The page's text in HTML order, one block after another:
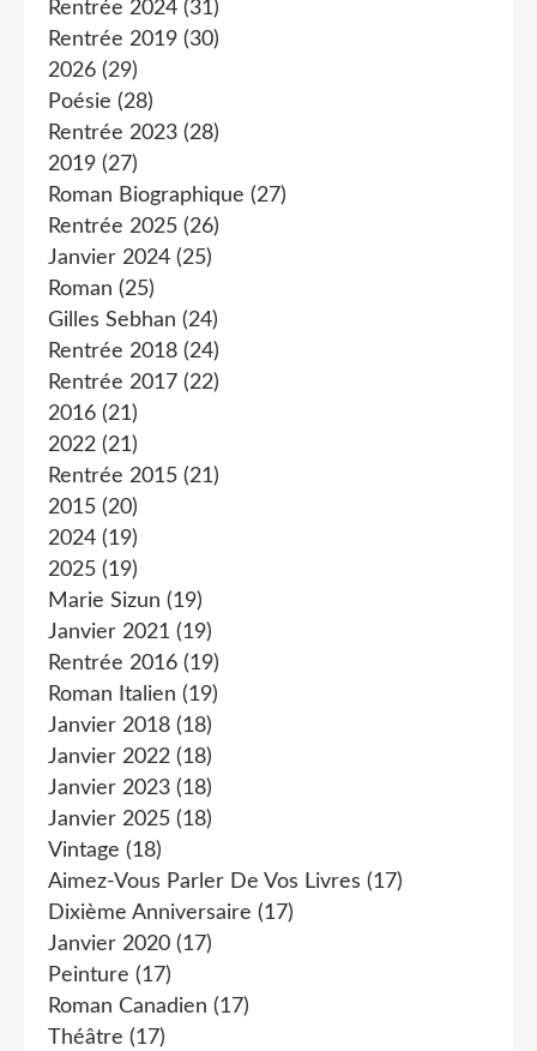
Rentrée 2024 (31)
Rentrée 2019 (30)
2026 (29)
Poésie (28)
Rentrée 2023 (28)
2019 (27)
Roman Biographique (27)
Rentrée 2025 (26)
Janvier 2024 (25)
Roman (25)
Gilles Sebhan (24)
Rentrée 2018 (24)
Rentrée 2017 (22)
2016 (21)
2022 (21)
Rentrée 2015 (21)
2015 (20)
2024 (19)
2025 (19)
Marie Sizun (19)
Janvier 2021 (19)
Rentrée 2016 (19)
Roman Italien (19)
Janvier 2018 (18)
Janvier 2022 (18)
Janvier 2023 (18)
Janvier 2025 (18)
Vintage (18)
Aimez-Vous Parler De Vos Livres (17)
Dixième Anniversaire (17)
Janvier 2020 (17)
Peinture (17)
Roman Canadien (17)
Théâtre (17)